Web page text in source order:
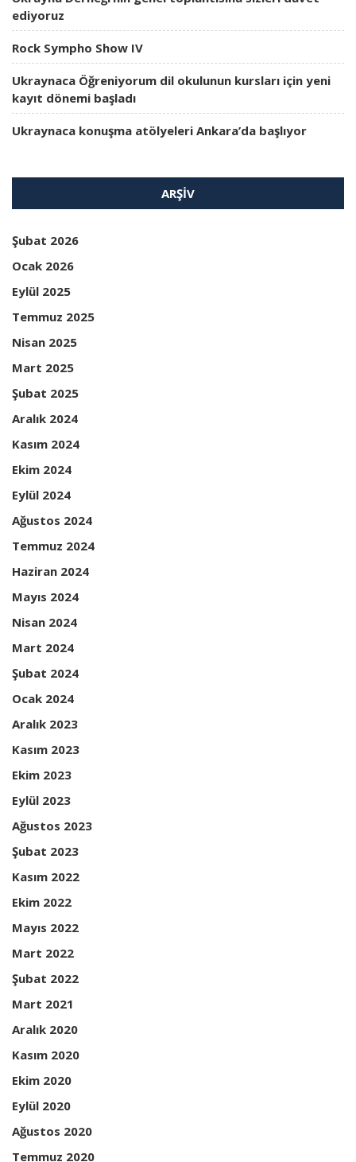
ediyoruz
Rock Sympho Show IV
Ukraynaca Öğreniyorum dil okulunun kursları için yeni
kayıt dönemi başladı
Ukraynaca konuşma atölyeleri Ankara’da başlıyor
ARŞIV
Şubat 2026
Ocak 2026
Eylül 2025
Temmuz 2025
Nisan 2025
Mart 2025
Şubat 2025
Aralık 2024
Kasım 2024
Ekim 2024
Eylül 2024
Ağustos 2024
Temmuz 2024
Haziran 2024
Mayıs 2024
Nisan 2024
Mart 2024
Şubat 2024
Ocak 2024
Aralık 2023
Kasım 2023
Ekim 2023
Eylül 2023
Ağustos 2023
Şubat 2023
Kasım 2022
Ekim 2022
Mayıs 2022
Mart 2022
Şubat 2022
Mart 2021
Aralık 2020
Kasım 2020
Ekim 2020
Eylül 2020
Ağustos 2020
Temmuz 2020